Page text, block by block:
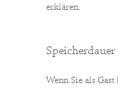
erklären.
Speicherdauer
Wenn Sie als